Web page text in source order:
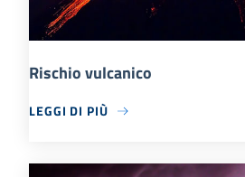
Rischio vulcanico
LEGGI DI PIÙ